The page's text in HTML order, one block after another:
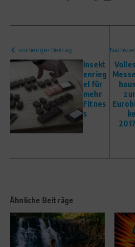
vorheriger Beitrag
Insekt
enrieg
el für
mehr
Fitnes
s
Volles
Messe
haus
zur
ke
2017
Ähnliche Beiträge